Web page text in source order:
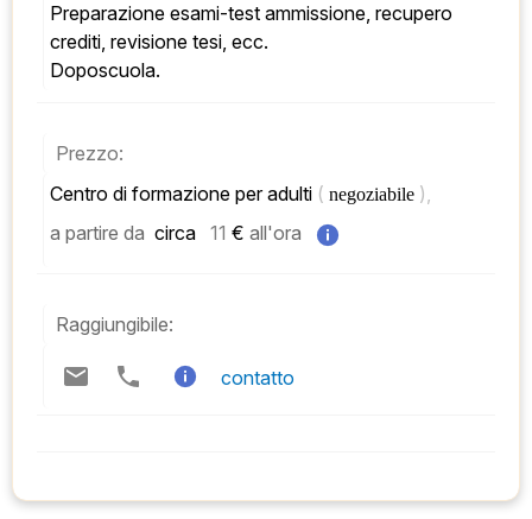
Preparazione esami-test ammissione, recupero
crediti, revisione tesi, ecc.
Doposcuola.
Prezzo:
Centro di formazione per adulti ( negoziabile ),
a partire da circa 11 € all'ora
Raggiungibile:
contatto